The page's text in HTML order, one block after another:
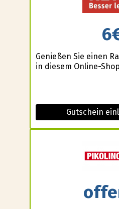
Genießen Sie einen
in diesem Online-
Gutschein